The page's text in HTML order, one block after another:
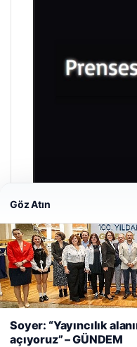
Prenses Night Club
Nisan 29, 2026
Web sitemizi nasıl
kullanıyoruz.Çerez
Göz Atın
Soyer: “Yayıncılık
açıyoruz” – GÜNDEM